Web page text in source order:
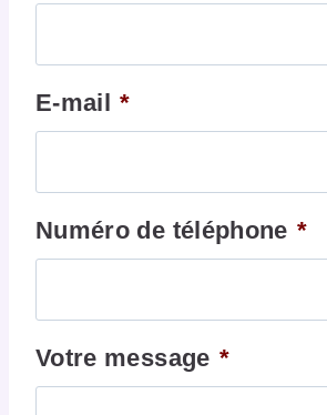
E-mail *
Numéro de téléphone *
Votre message *